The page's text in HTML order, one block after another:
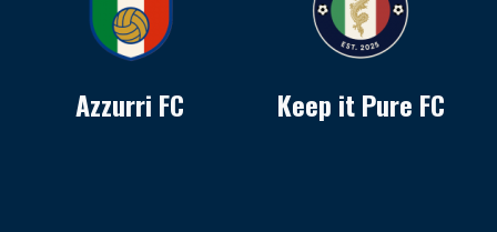
Azzurri FC Keep it Pure FC